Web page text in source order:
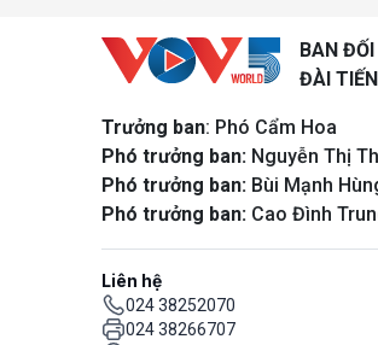
BAN
ĐÀI
Trưởng ban: Phó Cẩm Hoa
Phó trưởng ban: Nguyễn Thị
Phó trưởng ban: Bùi Mạnh
Phó trưởng ban: Cao Đình
Liên hệ
024 38252070
024 38266707